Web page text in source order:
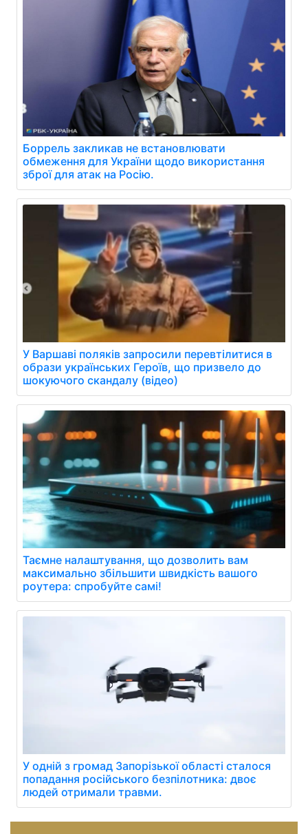
Боррель закликав не встановлювати
обмеження для України щодо використання
зброї для атак на Росію.
У Варшаві поляків запросили перевтілитися в
образи українських Героїв, що призвело до
шокуючого скандалу (відео)
Таємне налаштування, що дозволить вам
максимально збільшити швидкість вашого
роутера: спробуйте самі!
У одній з громад Запорізької області сталося
попадання російського безпілотника: двоє
людей отримали травми.